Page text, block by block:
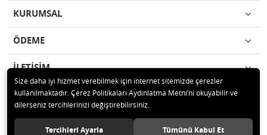
KURUMSAL
ÖDEME
İLETİŞİM
© 2020 ESA ÖLÇÜM VE TEST CİHAZLARI ELEKTRONİK SAN TİC LTD ŞTİ
Tüm hakları saklıdır.
Size daha iyi hizmet verebilmek için internet sitemizde çerezler
kullanılmaktadır. Çerez Politikaları Aydınlatma Metni’ni okuyabilir ve
dilerseniz tercihlerinizi değiştirebilirsiniz.
Tercihleri Ayarla Tümünü Kabul Et